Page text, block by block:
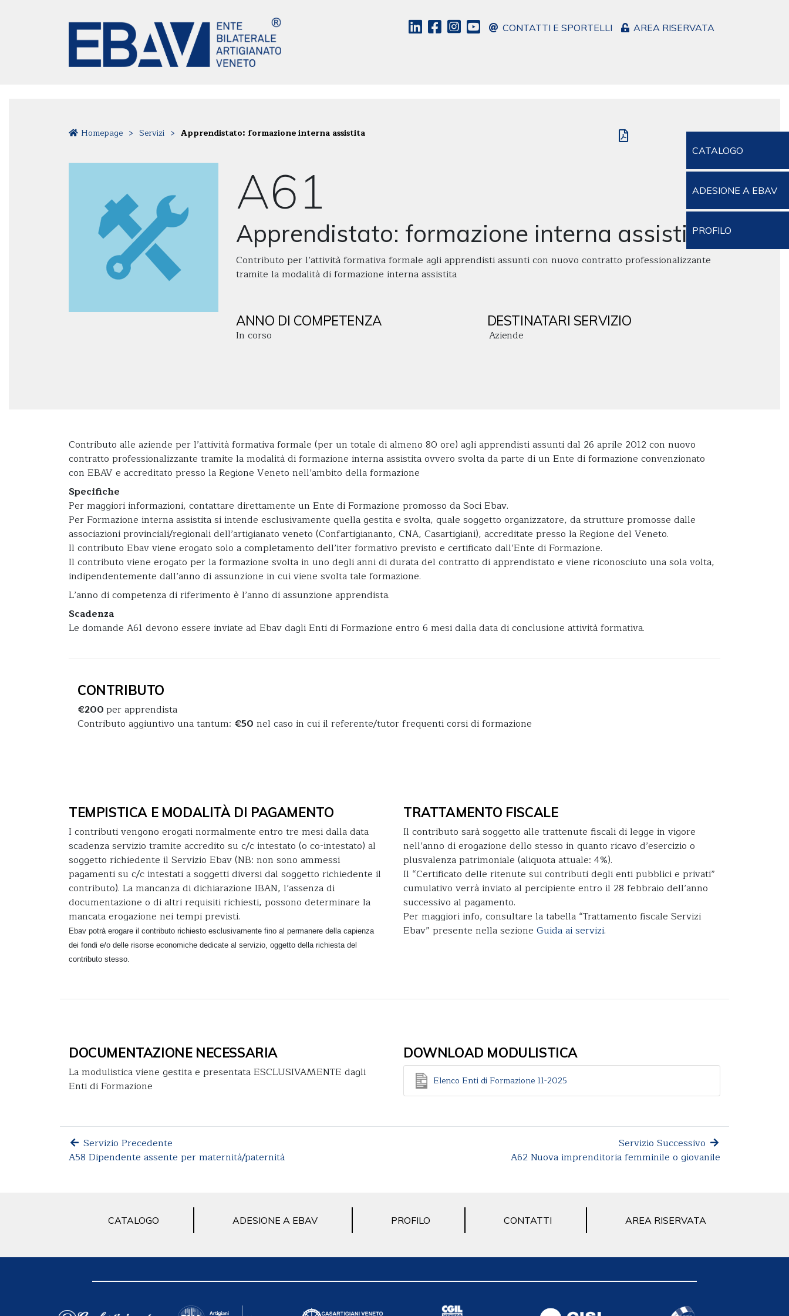
CATALOGO
ADESIONE A EBAV
PROFILO
CONTATTI E SPORTELLI AREA RISERVATA
Homepage > Servizi > Apprendistato: formazione interna assistita
A61
Apprendistato: formazione interna assistita
Contributo per l’attività formativa formale agli apprendisti assunti con nuovo contratto professionalizzante
tramite la modalità di formazione interna assistita
ANNO DI COMPETENZA
In corso
DESTINATARI SERVIZIO
Aziende
Contributo alle aziende per l’attività formativa formale (per un totale di almeno 80 ore) agli apprendisti assunti dal 26 aprile 2012 con nuovo
contratto professionalizzante tramite la modalità di formazione interna assistita ovvero svolta da parte di un Ente di formazione convenzionato
con EBAV e accreditato presso la Regione Veneto nell’ambito della formazione
Specifiche
Per maggiori informazioni, contattare direttamente un Ente di Formazione promosso da Soci Ebav.
Per Formazione interna assistita si intende esclusivamente quella gestita e svolta, quale soggetto organizzatore, da strutture promosse dalle
associazioni provinciali/regionali dell’artigianato veneto (Confartigiananto, CNA, Casartigiani), accreditate presso la Regione del Veneto.
Il contributo Ebav viene erogato solo a completamento dell’iter formativo previsto e certificato dall’Ente di Formazione.
Il contributo viene erogato per la formazione svolta in uno degli anni di durata del contratto di apprendistato e viene riconosciuto una sola volta,
indipendentemente dall’anno di assunzione in cui viene svolta tale formazione.
L’anno di competenza di riferimento è l’anno di assunzione apprendista.
Scadenza
Le domande A61 devono essere inviate ad Ebav dagli Enti di Formazione entro 6 mesi dalla data di conclusione attività formativa.
CONTRIBUTO
€200per apprendista
Contributo aggiuntivo una tantum: €50 nel caso in cui il referente/tutor frequenti corsi di formazione
TEMPISTICA E MODALITÀ DI PAGAMENTO
I contributi vengono erogati normalmente entro tre mesi dalla data
scadenza servizio tramite accredito su c/c intestato (o co-intestato) al
soggetto richiedente il Servizio Ebav (NB: non sono ammessi
pagamenti su c/c intestati a soggetti diversi dal soggetto richiedente il
contributo). La mancanza di dichiarazione IBAN, l’assenza di
documentazione o di altri requisiti richiesti, possono determinare la
mancata erogazione nei tempi previsti.
Ebav potrà erogare il contributo richiesto esclusivamente fino al permanere della capienza
dei fondi e/o delle risorse economiche dedicate al servizio, oggetto della richiesta del
contributo stesso.
TRATTAMENTO FISCALE
Il contributo sarà soggetto alle trattenute fiscali di legge in vigore
nell’anno di erogazione dello stesso in quanto ricavo d’esercizio o
plusvalenza patrimoniale (aliquota attuale: 4%).
Il “Certificato delle ritenute sui contributi degli enti pubblici e privati”
cumulativo verrà inviato al percipiente entro il 28 febbraio dell’anno
successivo al pagamento.
Per maggiori info, consultare la tabella “Trattamento fiscale Servizi
Ebav” presente nella sezione Guida ai servizi.
DOCUMENTAZIONE NECESSARIA
La modulistica viene gestita e presentata ESCLUSIVAMENTE dagli
Enti di Formazione
DOWNLOAD MODULISTICA
Elenco Enti di Formazione 11-2025
Servizio Precedente
A58 Dipendente assente per maternità/paternità
Servizio Successivo
A62 Nuova imprenditoria femminile o giovanile
CATALOGO ADESIONE A EBAV PROFILO CONTATTI AREA RISERVATA